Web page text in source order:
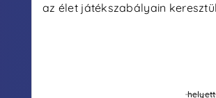
az élet játékszabályain